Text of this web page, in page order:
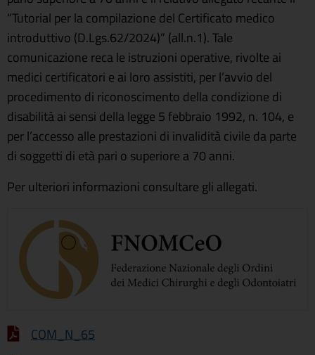
“Tutorial per la compilazione del Certificato medico
introduttivo (D.Lgs.62/2024)” (all.n.1). Tale
comunicazione reca le istruzioni operative, rivolte ai
medici certificatori e ai loro assistiti, per l’avvio del
procedimento di riconoscimento della condizione di
disabilità ai sensi della legge 5 febbraio 1992, n. 104, e
per l’accesso alle prestazioni di invalidità civile da parte
di soggetti di età pari o superiore a 70 anni.
Per ulteriori informazioni consultare gli allegati.
COM_N_65